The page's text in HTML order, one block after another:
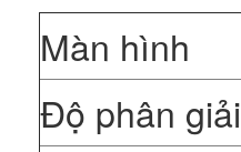
Màn hình
Độ phân giải